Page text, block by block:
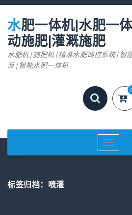
跳
水肥一体机|水肥一体化施肥机|自
动施肥|灌溉施肥
水肥机|施肥机|精准水肥调控系统|智
溉|智能水肥一体机
切
换
标签归档：喷灌